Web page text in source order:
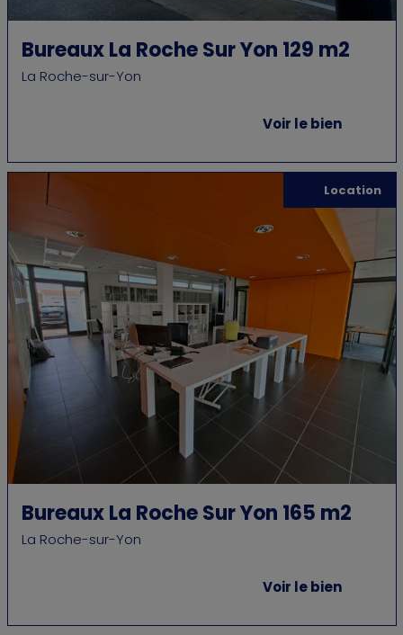
Bureaux La Roche Sur Yon 129 m2
La Roche-sur-Yon
Voir le bien
Location
Bureaux La Roche Sur Yon 165 m2
La Roche-sur-Yon
Voir le bien